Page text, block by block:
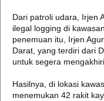
Dari patroli udara, Irjen
ilegal logging di
penemuan itu, Irjen
Darat, yang terdiri dari
untuk segera
Hasilnya, di lokasi
menemukan 42 rakit